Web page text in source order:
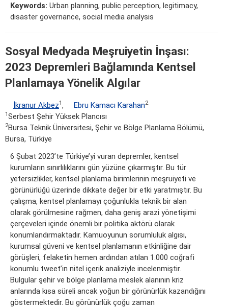
Keywords: Urban planning, public perception, legitimacy,
disaster governance, social media analysis
Sosyal Medyada Meşruiyetin İnşası:
2023 Depremleri Bağlamında Kentsel
Planlamaya Yönelik Algılar
İkranur Akbez1 , Ebru Kamacı Karahan2
1 Serbest Şehir Yüksek Plancısı
2Bursa Teknik Üniversitesi, Şehir ve Bölge Planlama Bölümü,
Bursa, Türkiye
6 Şubat 2023’te Türkiye’yi vuran depremler, kentsel
kurumların sınırlılıklarını gün yüzüne çıkarmıştır. Bu tür
yetersizlikler, kentsel planlama birimlerinin meşruiyeti ve
görünürlüğü üzerinde dikkate değer bir etki yaratmıştır. Bu
çalışma, kentsel planlamayı çoğunlukla teknik bir alan
olarak görülmesine rağmen, daha geniş arazi yönetişimi
çerçeveleri içinde önemli bir politika aktörü olarak
konumlandırmaktadır. Kamuoyunun sorumluluk algısı,
kurumsal güveni ve kentsel planlamanın etkinliğine dair
görüşleri, felaketin hemen ardından atılan 1.000 coğrafi
konumlu tweet’in nitel içerik analiziyle incelenmiştir.
Bulgular şehir ve bölge planlama meslek alanının kriz
anlarında kısa süreli ancak yoğun bir görünürlük kazandığını
göstermektedir. Bu görünürlük çoğu zaman